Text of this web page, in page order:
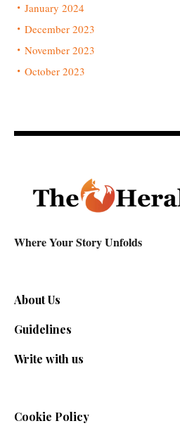
January 2024
December 2023
November 2023
October 2023
Where Your Story Unfolds
About Us
Guidelines
Write with us
Cookie Policy